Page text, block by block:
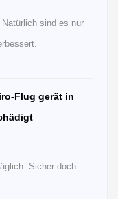
sind es nur
Flug gerät in
Sicher doch.